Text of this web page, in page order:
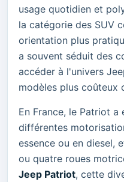
usage quotidien et
la catégorie des SUV
orientation plus
a souvent séduit des
accéder à l'univers
modèles plus coûteux
En France, le Patriot a
différentes
essence ou en diesel,
ou quatre roues
Jeep Patriot, cette